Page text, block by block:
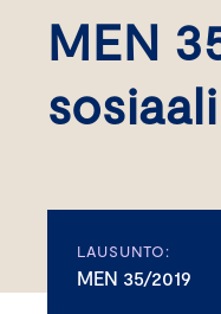
MEN
LAUSUNTO:
MEN 35/2019